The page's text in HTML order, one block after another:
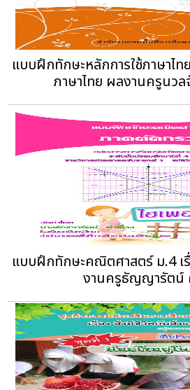
แบบฝึกทักษะหลักการใช้ภาษาไท
ภาษาไทย ผลงานครูนว
แบบฝึกทักษะคณิตศาสตร์ ม.4 เ
งานครูธัญญารัตน์